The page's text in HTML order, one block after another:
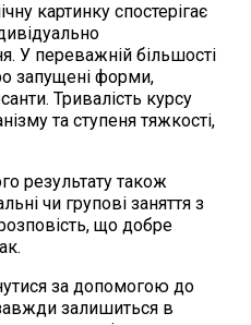
картинку спостерігає
У переважній більшості
запущені форми,
Тривалість курсу
та ступеня тяжкості,
результату також
чи групові заняття з
що добре
за допомогою до
залишиться в